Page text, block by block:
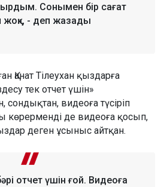
Сонымен бір сағат
жоқ», - деп жазады
Қанат Тілеухан қыздарға
тек отчет үшін»
видеоға түсіріп
көрерменді де видеоға қосып,
деген ұсыныс айтқан.
отчет үшін ғой. Видеоға